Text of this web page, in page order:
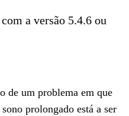
a versão 5.4.6 ou
de um problema em que
prolongado está a ser